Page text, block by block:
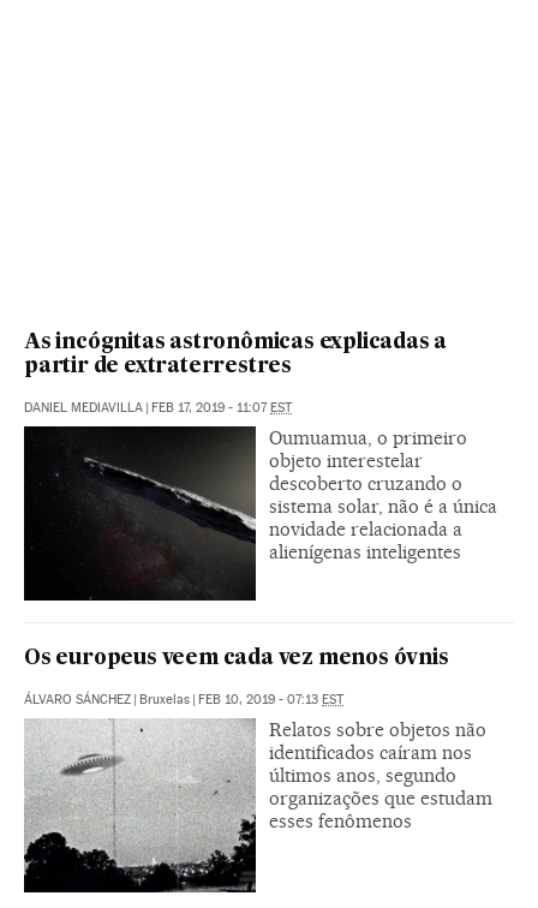
As incógnitas astronômicas explicadas a
partir de extraterrestres
DANIEL MEDIAVILLA | FEB 17, 2019 - 11:07EST
Oumuamua, o primeiro
objeto interestelar
descoberto cruzando o
sistema solar, não é a única
novidade relacionada a
alienígenas inteligentes
Os europeus veem cada vez menos óvnis
ÁLVARO SÁNCHEZ | Bruxelas | FEB 10, 2019 - 07:13 EST
Relatos sobre objetos não
identificados caíram nos
últimos anos, segundo
organizações que estudam
esses fenômenos